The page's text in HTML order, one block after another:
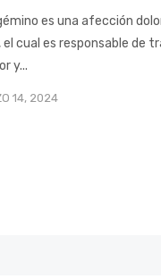
es una afección
cual es responsable de
y...
14, 2024